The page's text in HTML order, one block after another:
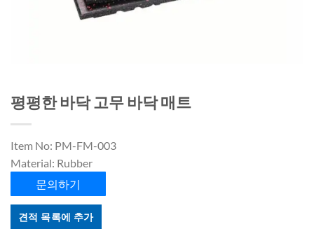
평평한 바닥 고무 바닥 매트
Item No: PM-FM-003
Material: Rubber
문의하기
견적 목록에 추가